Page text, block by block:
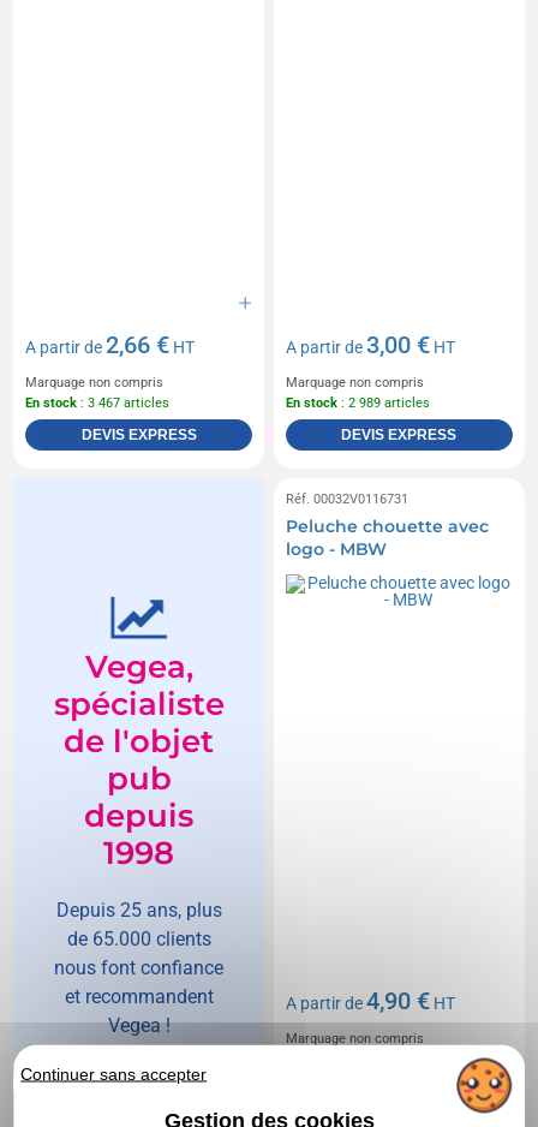
A partir de2,66 € HT
Marquage non compris
En stock : 3 467 articles
DEVIS EXPRESS
A partir de3,00 € HT
Marquage non compris
En stock : 2 989 articles
DEVIS EXPRESS
Vegea,
spécialiste
de l'objet
pub
depuis
1998
Depuis 25 ans, plus
de 65.000 clients
nous font confiance
et recommandent
Vegea !
Réf. 00032V0116731
Peluche chouette avec
logo - MBW
A partir de4,90 € HT
Marquage non compris
DEVIS EXPRESS
Continuer sans accepter
Gestion des cookies